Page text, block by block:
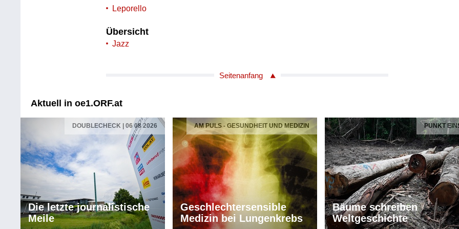
Leporello
Übersicht
Jazz
Seitenanfang
Aktuell in oe1.ORF.at
DOUBLECHECK | 06 08 2026
Die letzte journalistische
Meile
AM PULS - GESUNDHEIT UND MEDIZIN
Geschlechtersensible
Medizin bei Lungenkrebs
PUNKT
Bäume schreiben
Weltgeschichte